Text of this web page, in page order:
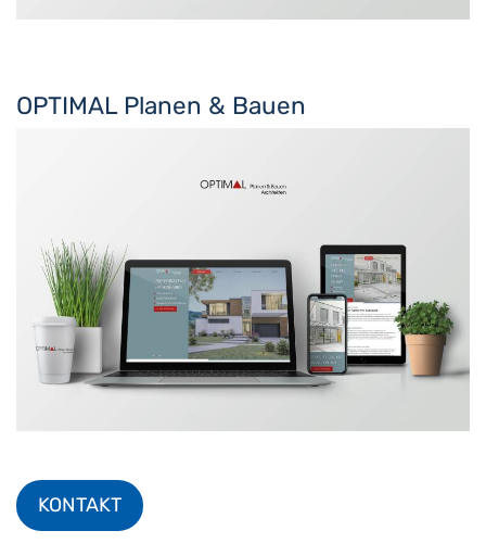
OPTIMAL Planen & Bauen
KONTAKT